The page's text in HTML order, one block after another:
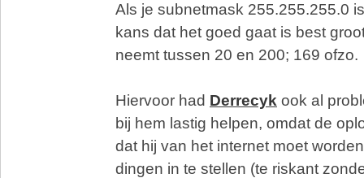
Als je subnetmask 255.255.255.0
kans dat het goed gaat is best
neemt tussen 20 en 200; 169 ofzo.
Hiervoor had Derrecyk ook al
bij hem lastig helpen, omdat de
dat hij van het internet moet
dingen in te stellen (te riskant